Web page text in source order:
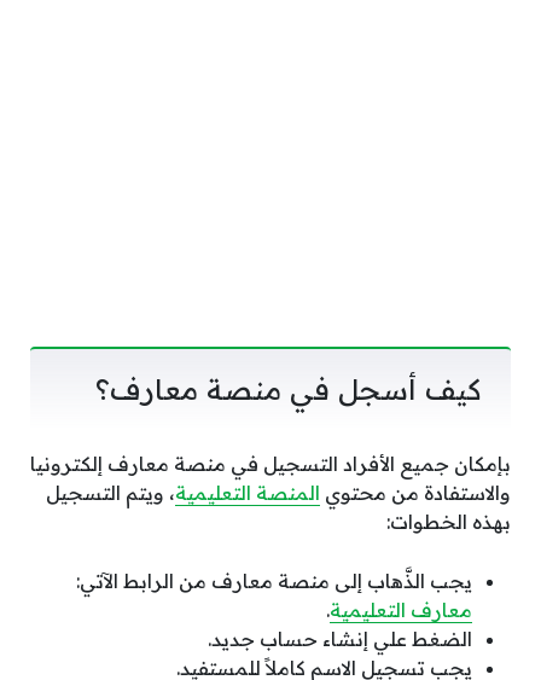
كيف أسجل في منصة معارف؟
بإمكان جميع الأفراد التسجيل في منصة معارف إلكترونيا
والاستفادة من محتوي المنصة التعليمية، ويتم التسجيل
بهذه الخطوات:
يجب الذَّهاب إلى منصة معارف من الرابط الآتي:
معارف التعليمية.
الضغط علي إنشاء حساب جديد.
يجب تسجيل الاسم كاملاً للمستفيد.